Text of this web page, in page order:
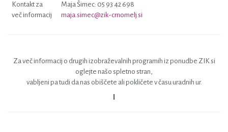
Kontakt za
več informacij
Maja Šimec: 05 93 42 698
maja.simec@zik-crnomelj.si
Za več informacij o drugih izobraževalnih programih iz ponudbe ZIK si
oglejte našo spletno stran,
vabljeni pa tudi da nas obiščete ali pokličete v času uradnih ur.
I